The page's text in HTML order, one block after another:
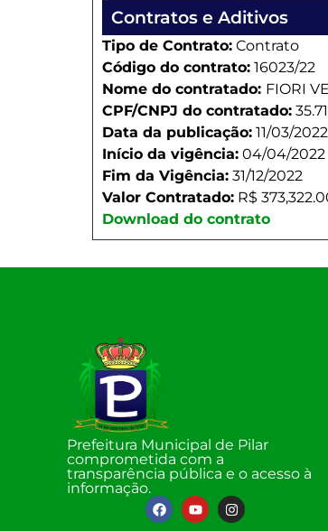
Contratos e Aditivos
Tipo de Contrato: Contrato
Código do contrato: 16023/22
Nome do contratado: FIORI
CPF/CNPJ do contratado:
Data da publicação: 11/03/2022
Início da vigência: 04/04/2022
Fim da Vigência: 31/12/2022
Valor Contratado: R$
Download do contrato
Prefeitura Municipal de Pilar
comprometida com a
transparência pública e o acesso à
informação.